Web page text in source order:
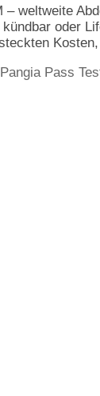
weltweite
oder
Pass